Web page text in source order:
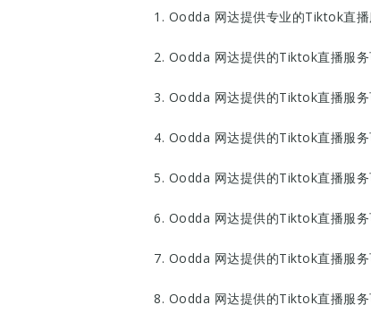
1. Oodda 网达提供专业的Tiktok直
2. Oodda 网达提供的Tiktok直播服务
3. Oodda 网达提供的Tiktok直播服务
4. Oodda 网达提供的Tiktok直播服务
5. Oodda 网达提供的Tiktok直播服务
6. Oodda 网达提供的Tiktok直播服务
7. Oodda 网达提供的Tiktok直播服务
8. Oodda 网达提供的Tiktok直播服务